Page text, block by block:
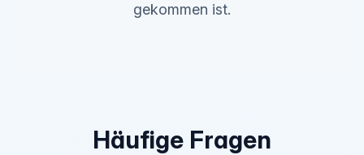
gekommen ist.
Häufige Fragen